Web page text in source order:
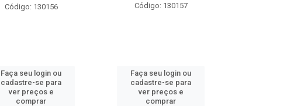
Código: 130156
Faça seu login ou
cadastre-se para
ver preços e
comprar
Código: 130157
Faça seu login ou
cadastre-se para
ver preços e
comprar